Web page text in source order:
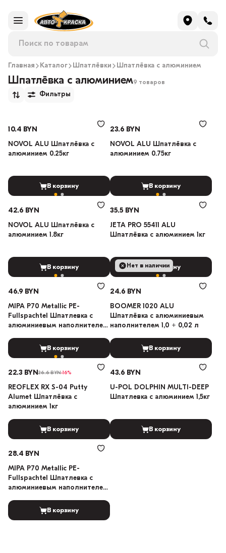
Главная Каталог Шпатлёвки Шпатлёвка с алюминием
Шпатлёвка с алюминием9 товаров
Фильтры
10.4 BYN
NOVOL ALU Шпатлёвка с
алюминием 0.25кг
В корзину
23.6 BYN
NOVOL ALU Шпатлёвка с
алюминием 0.75кг
В корзину
42.6 BYN
NOVOL ALU Шпатлёвка с
алюминием 1.8кг
В корзину
35.5 BYN
JETA PRO 55411 ALU
Шпатлёвка с алюминием 1кг
В корзину
46.9 BYN
MIPA P70 Metallic PE-
Fullspachtel Шпатлевка с
алюминиевым наполнителем
В корзину
Нет в наличии
24.6 BYN
BOOMER 1020 ALU
Шпатлёвка с алюминиевым
наполнителем 1,0 + 0,02 л
В корзину
22.3 BYN26.6 BYN-16%
REOFLEX RX S-04 Putty
Alumet Шпатлёвка с
алюминием 1кг
В корзину
43.6 BYN
U-POL DOLPHIN MULTI-DEEP
Шпатлевка с алюминием 1,5кг
В корзину
28.4 BYN
MIPA P70 Metallic PE-
Fullspachtel Шпатлевка с
алюминиевым наполнителем
В корзину